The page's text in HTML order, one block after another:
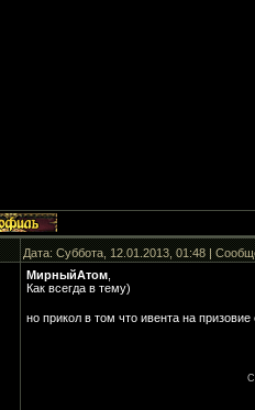
Дата: Суббота, 12.01.2013, 01:48 |
МирныйАтом,
Как всегда в тему)
но прикол в том что ивента на